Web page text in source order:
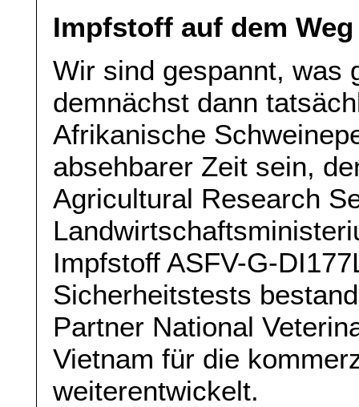
Impfstoff auf dem Weg
Wir sind gespannt, was
demnächst dann
Afrikanische
absehbarer Zeit sein,
Agricultural Research
Impfstoff ASFV-G-
Sicherheitstests
Partner National
Vietnam für die
weiterentwickelt.